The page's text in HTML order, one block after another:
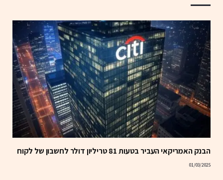
הבנק האמריקאי העביר בטעות 81 טריליון דולר לחשבון של לקוח
01/03/2025